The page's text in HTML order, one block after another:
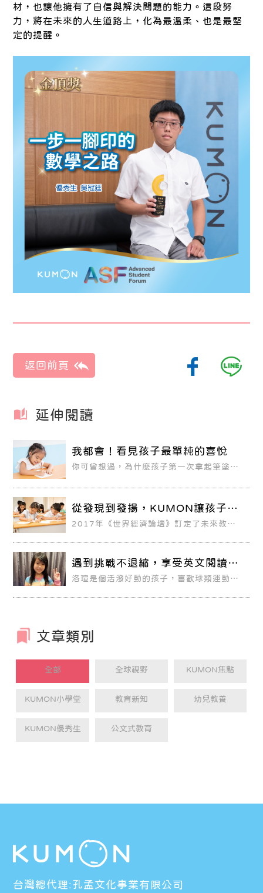
材，也讓他擁有了自信與解決問題的能力。這段努
力，將在未來的人生道路上，化為最溫柔、也是最堅
定的提醒。
延伸閱讀
我都會！看見孩子最單純的喜悅
你可曾想過，為什麼孩子第一次拿起筆塗
力量。
從發現到發揚，KUMON讓孩子透
過自學力開拓人生
2017年《世界經濟論壇》訂定了未來教育
球50個國家和地區。在台灣，已經耕耘近
40年的公文式教育，也正式導入KUMON品
牌形象，宣告台灣教育與國際接軌。
遇到挑戰不退縮，享受英文閱讀的
樂趣
洛瑄是個活潑好動的孩子，喜歡球類運動，
國語。
文章類別
全部 全球視野 KUMON焦點
KUMON小學堂 教育新知 幼兒教養
KUMON優秀生 公文式教育
台灣總代理:孔孟文化事業有限公司